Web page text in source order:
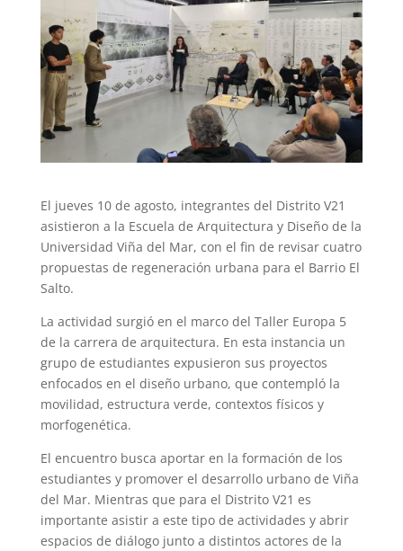
El jueves 10 de agosto, integrantes del Distrito V21
asistieron a la Escuela de Arquitectura y Diseño de la
Universidad Viña del Mar, con el fin de revisar cuatro
propuestas de regeneración urbana para el Barrio El
Salto.
La actividad surgió en el marco del Taller Europa 5
de la carrera de arquitectura. En esta instancia un
grupo de estudiantes expusieron sus proyectos
enfocados en el diseño urbano, que contempló la
movilidad, estructura verde, contextos físicos y
morfogenética.
El encuentro busca aportar en la formación de los
estudiantes y promover el desarrollo urbano de Viña
del Mar. Mientras que para el Distrito V21 es
importante asistir a este tipo de actividades y abrir
espacios de diálogo junto a distintos actores de la